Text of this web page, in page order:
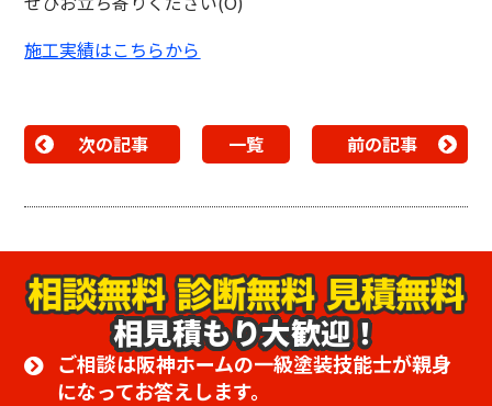
施工実績はこちらから
次の記事 一覧 前の記事
相見積もり大歓迎！
ご相談は阪神ホームの一級塗装技能士が親身
になってお答えします。